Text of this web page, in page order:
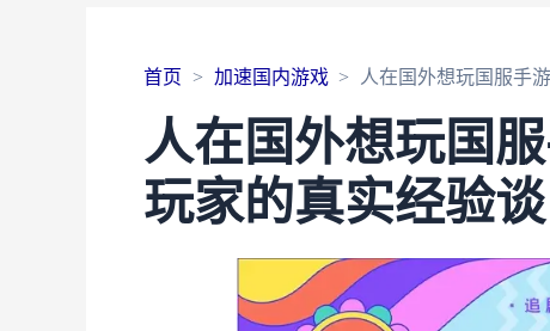
首页 加速国内游戏 人在国外想玩国服手
人在国外想玩国
玩家的真实经验谈